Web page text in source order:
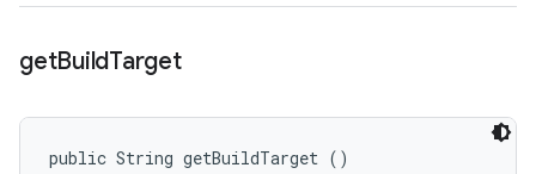
getBuildTarget
public String getBuildTarget ()